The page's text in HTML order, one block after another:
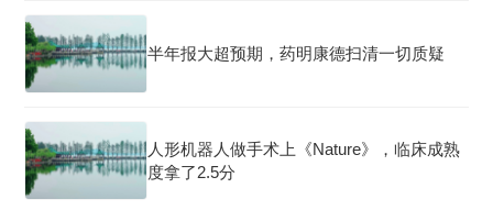
半年报大超预期，药明康德扫清一切质疑
人形机器人做手术上《Nature》，临床成熟
度拿了2.5分